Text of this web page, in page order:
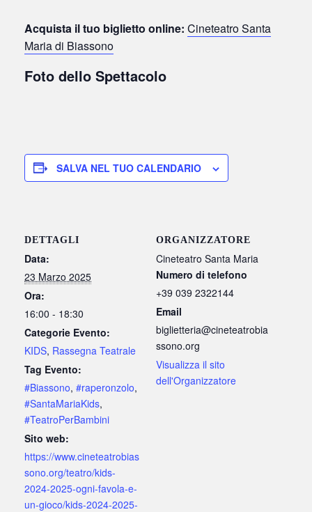
Acquista il tuo biglietto online: Cineteatro Santa
Maria di Biassono
Foto dello Spettacolo
SALVA NEL TUO CALENDARIO
DETTAGLI
Data:
23 Marzo 2025
Ora:
16:00 - 18:30
Categorie Evento:
KIDS, Rassegna Teatrale
Tag Evento:
#Biassono, #raperonzolo,
#SantaMariaKids,
#TeatroPerBambini
Sito web:
https://www.cineteatrobias
sono.org/teatro/kids-
2024-2025-ogni-favola-e-
un-gioco/kids-2024-2025-
ORGANIZZATORE
Cineteatro Santa Maria
Numero di telefono
+39 039 2322144
Email
biglietteria@cineteatrobia
ssono.org
Visualizza il sito
dell'Organizzatore